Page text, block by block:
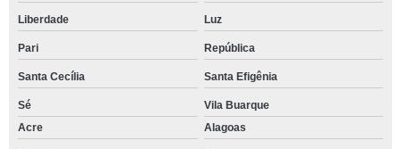
Liberdade Luz
Pari República
Santa Cecília Santa Efigênia
Sé
Vila Buarque
Acre
Alagoas